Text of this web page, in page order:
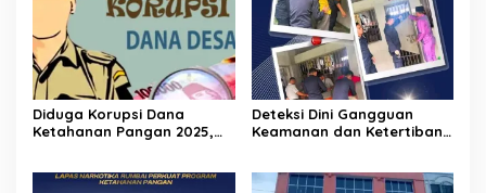
Diduga Korupsi Dana
Ketahanan Pangan 2025,
Deteksi Dini Gangguan
Keamanan dan Ketertiban,
Hunian